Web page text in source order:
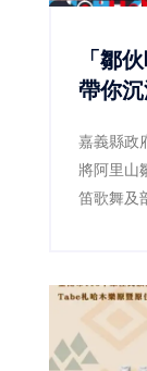
「鄒
帶你
嘉義縣政
將阿里山
笛歌舞及